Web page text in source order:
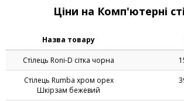
містах України не складно – торгові точки
предмети офісних і домашніх меблів в
час, щоб ходити по магазинах у пошуках
відношеннях моделі. Заощадити свій час, сили
компанія Art Metal Furniture: будь-який стілець
нас коштує дешевше, а пропонований
більше, ніж в будь-якому гіпермаркеті!